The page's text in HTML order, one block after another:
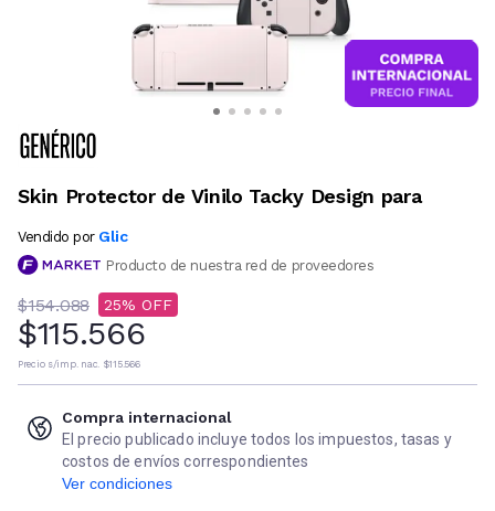
Skin Protector de Vinilo Tacky Design para
Vendido por Glic
Producto de nuestra red de proveedores
$154.088 25
$115.566
Precio s/imp. nac. $115.566
Compra internacional
El precio publicado incluye todos los impuestos, tasas y
costos de envíos correspondientes
Ver condiciones